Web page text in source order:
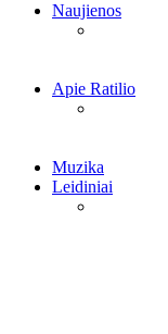
Naujienos
Apie Ratilio
Muzika
Leidiniai